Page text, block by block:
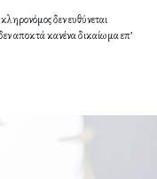
δεν ευθύνεται
αποκτά κανένα δικαίωμα επ’